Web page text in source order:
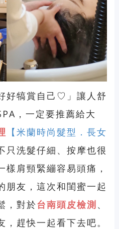
好犒賞自己♡」讓人舒
，一定要推薦給大
【米蘭時尚髮型．長女
只洗髮仔細、按摩也很
肩頸緊繃容易頭痛，
朋友，這次和閨蜜一起
，對於台南頭皮檢測、
趕快一起看下去吧。